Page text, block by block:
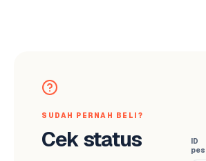
SUDAH PERNAH BELI?
Cek status
ID